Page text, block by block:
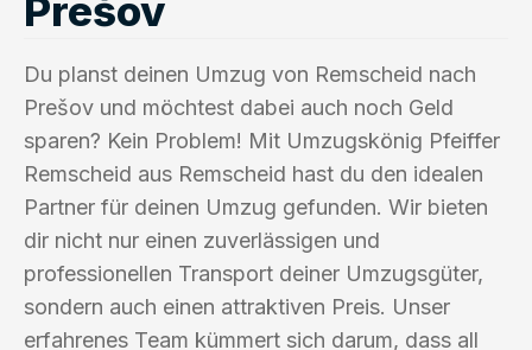
Prešov
Du planst deinen Umzug von Remscheid nach
Prešov und möchtest dabei auch noch Geld
sparen? Kein Problem! Mit Umzugskönig Pfeiffer
Remscheid aus Remscheid hast du den idealen
Partner für deinen Umzug gefunden. Wir bieten
dir nicht nur einen zuverlässigen und
professionellen Transport deiner Umzugsgüter,
sondern auch einen attraktiven Preis. Unser
erfahrenes Team kümmert sich darum, dass all